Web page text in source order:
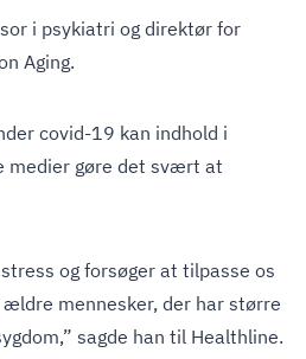
i psykiatri og direktør for
Aging.
covid-19 kan indhold i
medier gøre det svært at
og forsøger at tilpasse os
mennesker, der har større
sagde han til Healthline.